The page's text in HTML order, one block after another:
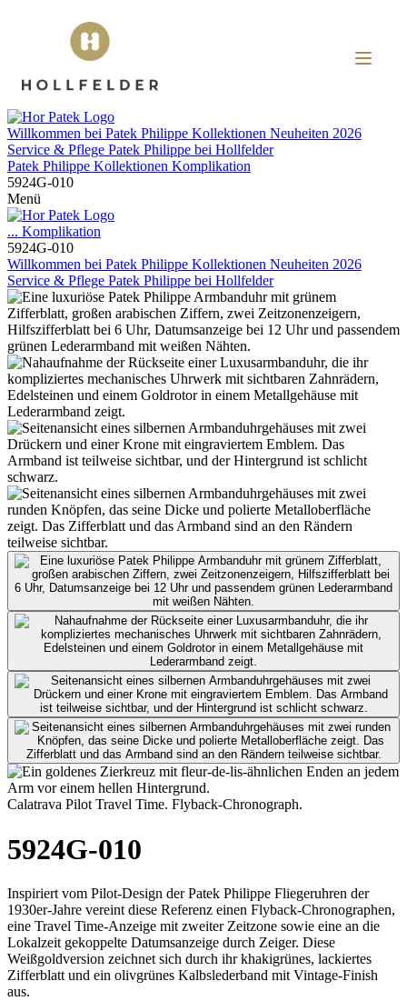
Willkommen bei Patek Philippe Kollektionen Neuheiten 2026
Service & Pflege Patek Philippe bei Hollfelder
Patek Philippe Kollektionen Komplikation
5924G-010
Menü
... Komplikation
5924G-010
Willkommen bei Patek Philippe Kollektionen Neuheiten 2026
Service & Pflege Patek Philippe bei Hollfelder
Calatrava Pilot Travel Time. Flyback-Chronograph.
5924G-010
Inspiriert vom Pilot-Design derPatek Philippe Fliegeruhren der
1930er-Jahre vereint diese Referenz einen Flyback-Chronographen,
eine Travel Time-Anzeige mit zweiter Zeitzone sowie eine an die
Lokalzeit gekoppelte Datumsanzeige durch Zeiger. Diese
Weißgoldversion zeichnet sich durch ihr khakigrünes, lackiertes
Zifferblatt und ein olivgrünes Kalbslederband mit Vintage-Finish
aus.